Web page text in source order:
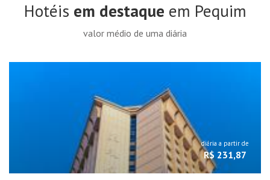
Hotéis em destaque em Pequim
valor médio de uma diária
diária a partir de
R$ 231,87